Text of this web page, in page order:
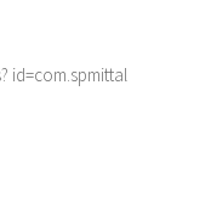
id=com.spmittal